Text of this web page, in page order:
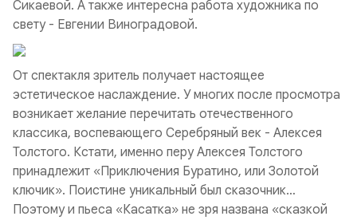
Сикаевой. А также интересна работа художника по
свету - Евгении Виноградовой.
От спектакля зритель получает настоящее
эстетическое наслаждение. У многих после просмотра
возникает желание перечитать отечественного
классика, воспевающего Серебряный век - Алексея
Толстого. Кстати, именно перу Алексея Толстого
принадлежит «Приключения Буратино, или Золотой
ключик». Поистине уникальный был сказочник…
Поэтому и пьеса «Касатка» не зря названа «сказкой